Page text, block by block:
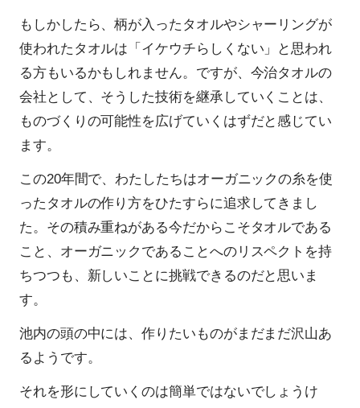
もしかしたら、柄が入ったタオルやシャーリングが
使われたタオルは「イケウチらしくない」と思われ
る方もいるかもしれません。ですが、今治タオルの
会社として、そうした技術を継承していくことは、
ものづくりの可能性を広げていくはずだと感じてい
ます。
この20年間で、わたしたちはオーガニックの糸を使
ったタオルの作り方をひたすらに追求してきまし
た。その積み重ねがある今だからこそタオルである
こと、オーガニックであることへのリスペクトを持
ちつつも、新しいことに挑戦できるのだと思いま
す。
池内の頭の中には、作りたいものがまだまだ沢山あ
るようです。
それを形にしていくのは簡単ではないでしょうけ